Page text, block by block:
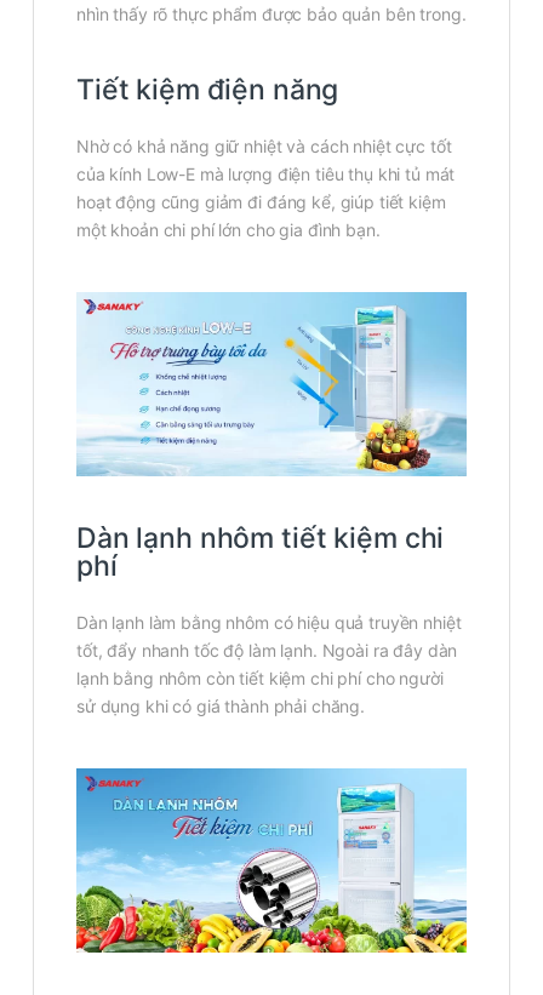
nhìn thấy rõ thực phẩm được bảo quản bên trong.
Tiết kiệm điện năng
Nhờ có khả năng giữ nhiệt và cách nhiệt cực tốt
của kính Low-E mà lượng điện tiêu thụ khi tủ mát
hoạt động cũng giảm đi đáng kể, giúp tiết kiệm
một khoản chi phí lớn cho gia đình bạn.
Dàn lạnh nhôm tiết kiệm chi
phí
Dàn lạnh làm bằng nhôm có hiệu quả truyền nhiệt
tốt, đẩy nhanh tốc độ làm lạnh. Ngoài ra đây dàn
lạnh bằng nhôm còn tiết kiệm chi phí cho người
sử dụng khi có giá thành phải chăng.